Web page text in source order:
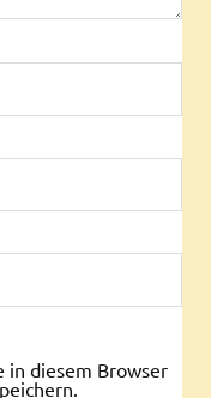
in diesem Browser